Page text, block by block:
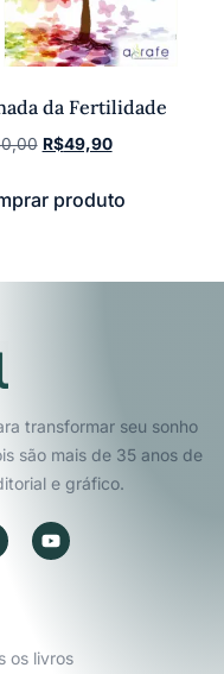
da Fertilidade
R$49,90
produto
transformar seu sonho
são mais de 35 anos de
e gráfico.
os livros